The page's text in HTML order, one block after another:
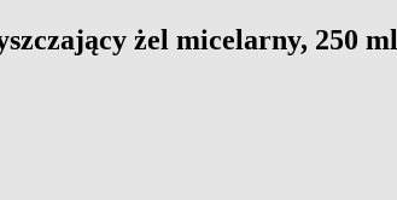
żel micelarny, 250 ml